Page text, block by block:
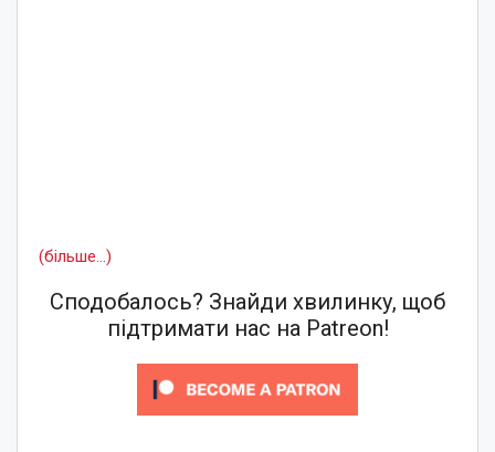
(більше…)
Сподобалось? Знайди хвилинку, щоб
підтримати нас на Patreon!